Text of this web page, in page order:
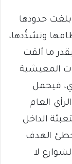
بلغت حدودها
وتشدُّدها،
ما ألقت
المعيشية
فيحمل
العام
الداخل
الهدف
لا